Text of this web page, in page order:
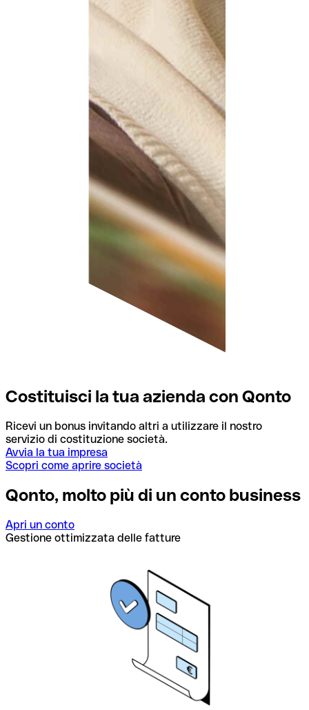
Costituisci la tua azienda con Qonto
Ricevi un bonus invitando altri a utilizzare il nostro
servizio di costituzione società.
Avvia la tua impresa
Scopri come aprire società
Qonto, molto più di un conto business
Apri un conto
Gestione ottimizzata delle fatture